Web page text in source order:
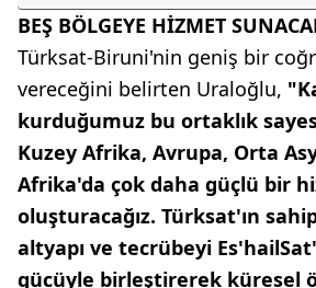
BEŞ BÖLGEYE HİZMET
Türksat-Biruni'nin geniş bir
vereceğini belirten Uraloğlu,
kurduğumuz bu ortaklık
Kuzey Afrika, Avrupa, Orta
Afrika'da çok daha güçlü bir
oluşturacağız. Türksat'ın
altyapı ve tecrübeyi
gücüyle birleştirerek küresel